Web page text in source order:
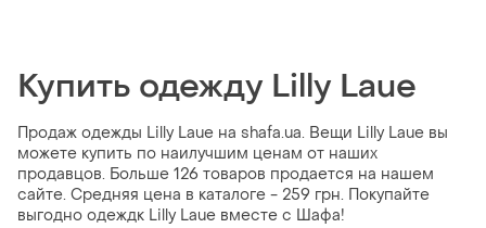
Купить одежду Lilly Laue
Продаж одежды Lilly Laue на shafa.ua. Вещи Lilly Laue вы
можете купить по наилучшим ценам от наших
продавцов. Больше 126 товаров продается на нашем
сайте. Средняя цена в каталоге - 259 грн. Покупайте
выгодно одеждк Lilly Laue вместе с Шафа!